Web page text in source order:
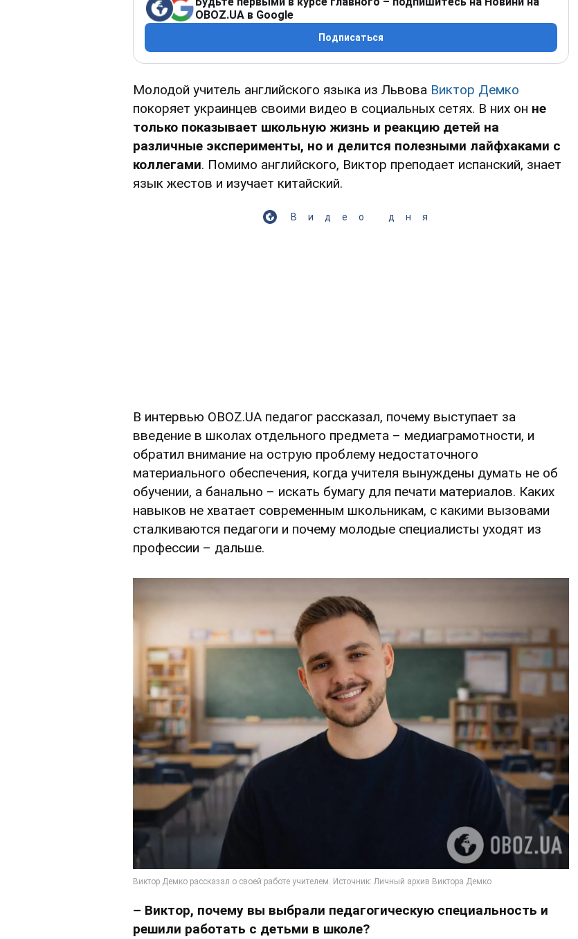
OBOZ.UA в Google
Подписаться
Молодой учитель английского языка из Львова Виктор Демко
покоряет украинцев своими видео в социальных сетях. В них он не
только показывает школьную жизнь и реакцию детей на
различные эксперименты, но и делится полезными лайфхаками с
коллегами. Помимо английского, Виктор преподает испанский, знает
язык жестов и изучает китайский.
Видео дня
В интервью OBOZ.UA педагог рассказал, почему выступает за
введение в школах отдельного предмета – медиаграмотности, и
обратил внимание на острую проблему недостаточного
материального обеспечения, когда учителя вынуждены думать не об
обучении, а банально – искать бумагу для печати материалов. Каких
навыков не хватает современным школьникам, с какими вызовами
сталкиваются педагоги и почему молодые специалисты уходят из
профессии – дальше.
– Виктор, почему вы выбрали педагогическую специальность и
решили работать с детьми в школе?